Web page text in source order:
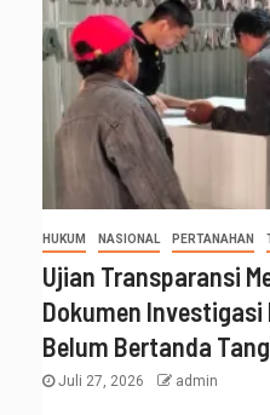
HUKUM NASIONAL PERTANAHAN
Ujian Transparansi
Dokumen Investigasi
Belum Bertanda
Juli 27, 2026 admin